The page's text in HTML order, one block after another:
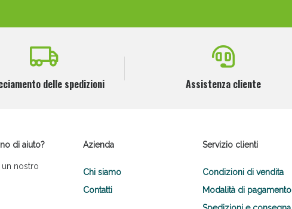
delle spedizioni Assistenza cliente
di aiuto?
un nostro
Azienda
Chi siamo
Contatti
Servizio clienti
Condizioni di vendita
Modalità di pagamento
Scopri le offerte di Oggi